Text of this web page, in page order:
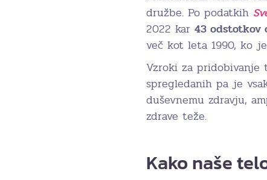
družbe. Po podatkih
2022 kar 43 odstotkov
več kot leta 1990, ko
Vzroki za pridobivanje
spregledanih pa je
duševnemu zdravju,
zdrave teže.
Kako naše